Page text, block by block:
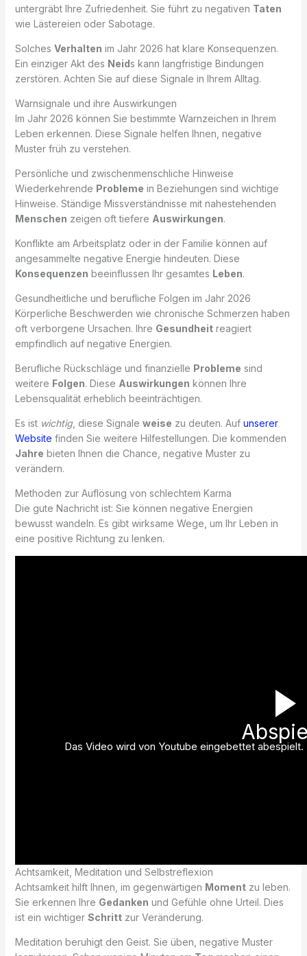
untergräbt Ihre Zufriedenheit. Sie führt zu negativen Taten
wie Lästereien oder Sabotage.
Solches Verhalten im Jahr 2026 hat klare Konsequenzen.
Ein einziger Akt des Neids kann langfristige Bindungen
zerstören. Achten Sie auf diese Signale in Ihrem Alltag.
Warnsignale und ihre Auswirkungen
Im Jahr 2026 können Sie bestimmte Warnzeichen in Ihrem
Leben erkennen. Diese Signale helfen Ihnen, negative
Muster früh zu verstehen.
Persönliche und zwischenmenschliche Hinweise
Wiederkehrende Probleme in Beziehungen sind wichtige
Hinweise. Ständige Missverständnisse mit nahestehenden
Menschen zeigen oft tiefere Auswirkungen.
Konflikte am Arbeitsplatz oder in der Familie können auf
angesammelte negative Energie hindeuten. Diese
Konsequenzen beeinflussen Ihr gesamtes Leben.
Gesundheitliche und berufliche Folgen im Jahr 2026
Körperliche Beschwerden wie chronische Schmerzen haben
oft verborgene Ursachen. Ihre Gesundheitreagiert
empfindlich auf negative Energien.
Berufliche Rückschläge und finanzielle Probleme sind
weitere Folgen. Diese Auswirkungen können Ihre
Lebensqualität erheblich beeinträchtigen.
Es ist wichtig, diese Signale weise zu deuten. Auf unserer
Website finden Sie weitere Hilfestellungen. Die kommenden
Jahre bieten Ihnen die Chance, negative Muster zu
verändern.
Methoden zur Auflösung von schlechtem Karma
Die gute Nachricht ist: Sie können negative Energien
bewusst wandeln. Es gibt wirksame Wege, um Ihr Leben in
eine positive Richtung zu lenken.
Das Video wird von Youtube eingebettet
Achtsamkeit, Meditation und Selbstreflexion
Achtsamkeit hilft Ihnen, im gegenwärtigen Momentzu leben.
Sie erkennen Ihre Gedanken und Gefühle ohne Urteil. Dies
ist ein wichtiger Schrittzur Veränderung.
Meditation beruhigt den Geist. Sie üben, negative Muster